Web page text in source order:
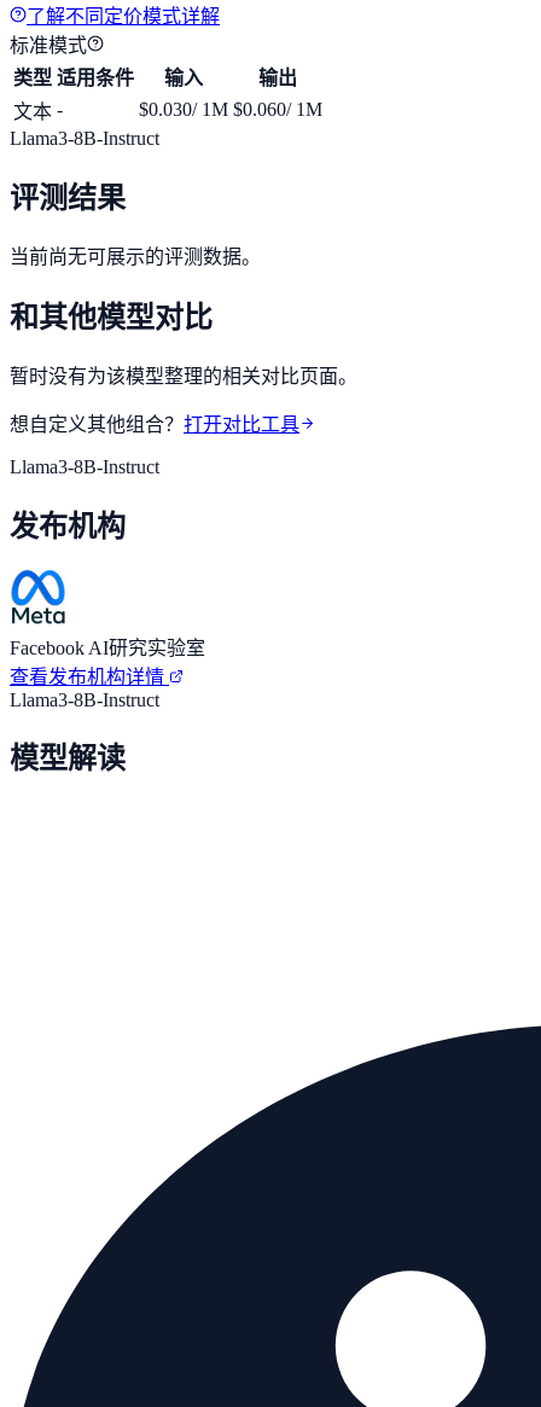
了解不同定价模式详解
标准模式
类型 适用条件 输入
输出
文本 - $0.030/ 1M $0.060/ 1M
Llama3-8B-Instruct
评测结果
当前尚无可展示的评测数据。
和其他模型对比
暂时没有为该模型整理的相关对比页面。
想自定义其他组合？ 打开对比工具
Llama3-8B-Instruct
发布机构
Facebook AI研究实验室
查看发布机构详情
Llama3-8B-Instruct
模型解读